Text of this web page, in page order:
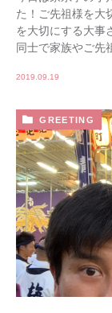
た！ご先祖様を大
を大切にする大事
同士で家族やご
2019.09.19
GREETING